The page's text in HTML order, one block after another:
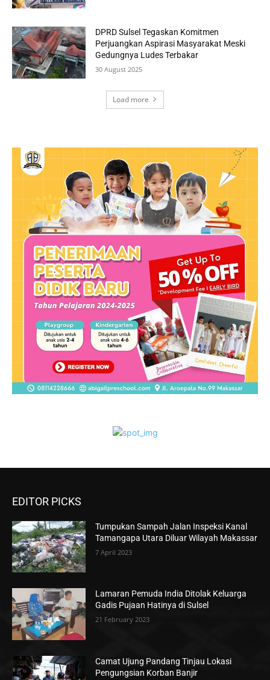
DPRD Sulsel Tegaskan Komitmen
Perjuangkan Aspirasi Masyarakat Meski
Gedungnya Ludes Terbakar
30 August 2025
Load more
EDITOR PICKS
Tumpukan Sampah Jalan Inspeksi Kanal
Tamangapa Utara Diluar Wilayah Makassar
7 April 2023
Lamaran Pemuda India Ditolak Keluarga
Gadis Pujaan Hatinya di Sulsel
21 February 2023
Camat Ujung Pandang Tinjau Lokasi
Pengungsian Korban Banjir